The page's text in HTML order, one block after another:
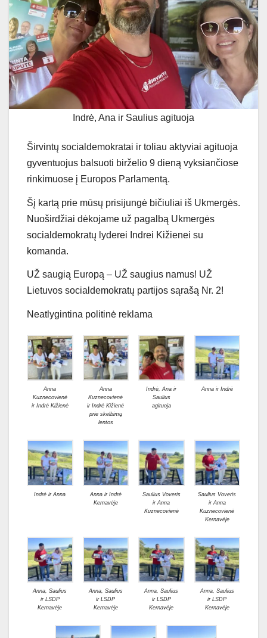
Indrė, Ana ir Saulius agituoja
Širvintų socialdemokratai ir toliau aktyviai agituoja
gyventuojus balsuoti birželio 9 dieną vyksiančiose
rinkimuose į Europos Parlamentą.
Šį kartą prie mūsų prisijungė bičiuliai iš Ukmergės.
Nuoširdžiai dėkojame už pagalbą Ukmergės
socialdemokratų lyderei Indrei Kižienei su
komanda.
UŽ saugią Europą – UŽ saugius namus! UŽ
Lietuvos socialdemokratų partijos sąrašą Nr. 2!
Neatlygintina politinė reklama
Anna
Kuznecovienė
ir Indrė Kižienė
Anna
Kuznecovienė
ir Indrė Kižienė
prie skelbimų
lentos
Indrė, Ana ir
Saulius
agituoja
Anna ir Indrė
Indrė ir Anna
Anna ir Indrė
Kernavėje
Saulius Voveris
ir Anna
Kuznecovienė
Saulius Voveris
ir Anna
Kuznecovienė
Kernavėje
Anna, Saulius
ir LSDP
Kernavėje
Anna, Saulius
ir LSDP
Kernavėje
Anna, Saulius
ir LSDP
Kernavėje
Anna, Saulius
ir LSDP
Kernavėje